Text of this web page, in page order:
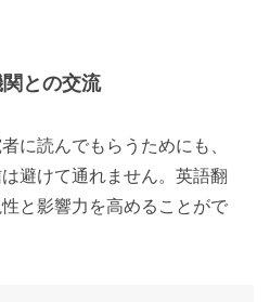
との交流
に読んでもらうためにも、
避けて通れません。英語翻
と影響力を高めることがで